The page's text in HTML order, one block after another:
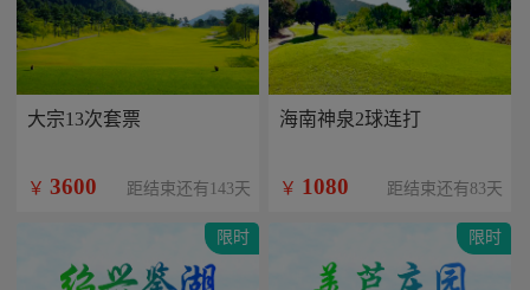
大宗13次套票
￥ 3600 距结束还有143天
海南神泉2球连打
￥ 1080 距结束还有83天
限时 限时